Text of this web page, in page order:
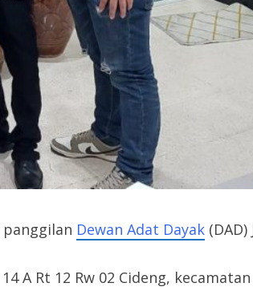
panggilan Dewan Adat Dayak
A Rt 12 Rw 02 Cideng,